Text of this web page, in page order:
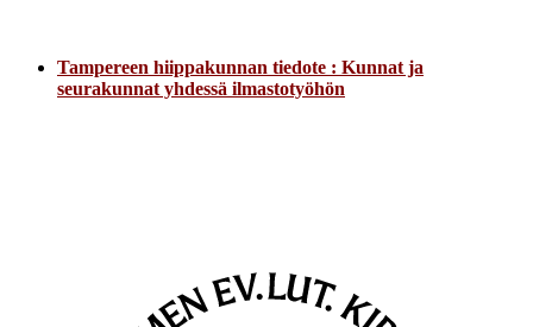
Tampereen hiippakunnan tiedote : Kunnat ja
seurakunnat yhdessä ilmastotyöhön